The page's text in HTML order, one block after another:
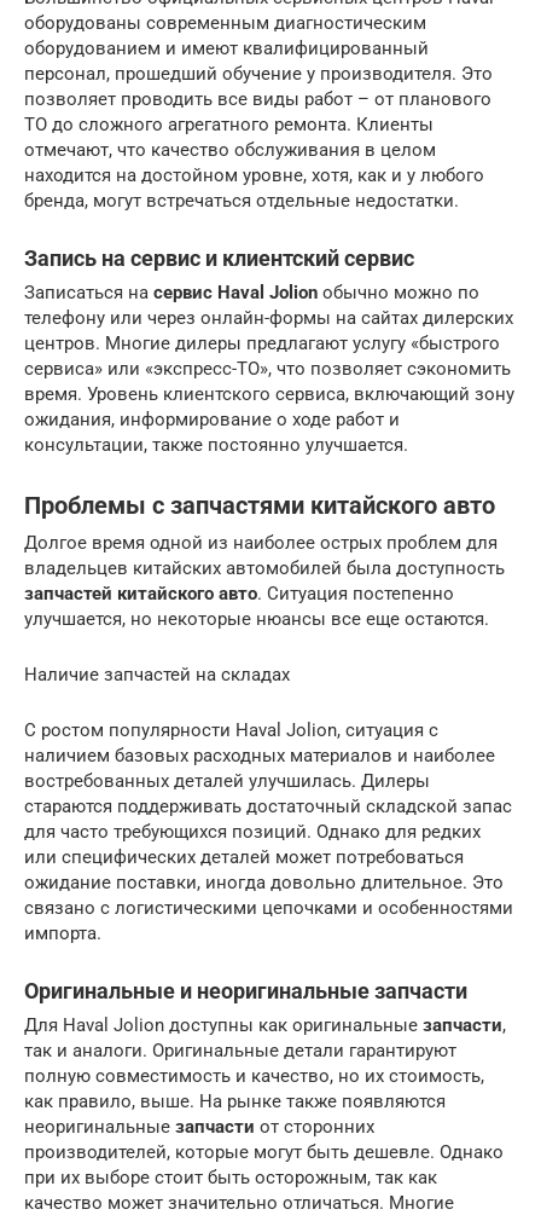
оборудованы современным диагностическим
оборудованием и имеют квалифицированный
персонал, прошедший обучение у производителя. Это
позволяет проводить все виды работ – от планового
ТО до сложного агрегатного ремонта. Клиенты
отмечают, что качество обслуживания в целом
находится на достойном уровне, хотя, как и у любого
бренда, могут встречаться отдельные недостатки.
Запись на сервис и клиентский сервис
Записаться на сервис Haval Jolion обычно можно по
телефону или через онлайн-формы на сайтах дилерских
центров. Многие дилеры предлагают услугу «быстрого
сервиса» или «экспресс-ТО», что позволяет сэкономить
время. Уровень клиентского сервиса, включающий зону
ожидания, информирование о ходе работ и
консультации, также постоянно улучшается.
Проблемы с запчастями китайского авто
Долгое время одной из наиболее острых проблем для
владельцев китайских автомобилей была доступность
запчастей китайского авто. Ситуация постепенно
улучшается, но некоторые нюансы все еще остаются.
Наличие запчастей на складах
С ростом популярности Haval Jolion, ситуация с
наличием базовых расходных материалов и наиболее
востребованных деталей улучшилась. Дилеры
стараются поддерживать достаточный складской запас
для часто требующихся позиций. Однако для редких
или специфических деталей может потребоваться
ожидание поставки, иногда довольно длительное. Это
связано с логистическими цепочками и особенностями
импорта.
Оригинальные и неоригинальные запчасти
Для Haval Jolion доступны как оригинальные запчасти,
так и аналоги. Оригинальные детали гарантируют
полную совместимость и качество, но их стоимость,
как правило, выше. На рынке также появляются
неоригинальные запчасти от сторонних
производителей, которые могут быть дешевле. Однако
при их выборе стоит быть осторожным, так как
качество может значительно отличаться. Многие